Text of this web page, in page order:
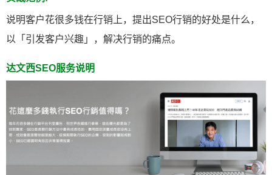
说明客户花很多钱在行销上，提出SEO行销的好处是什么，
以「引发客户兴趣」，解决行销的痛点。
达文西SEO服务说明